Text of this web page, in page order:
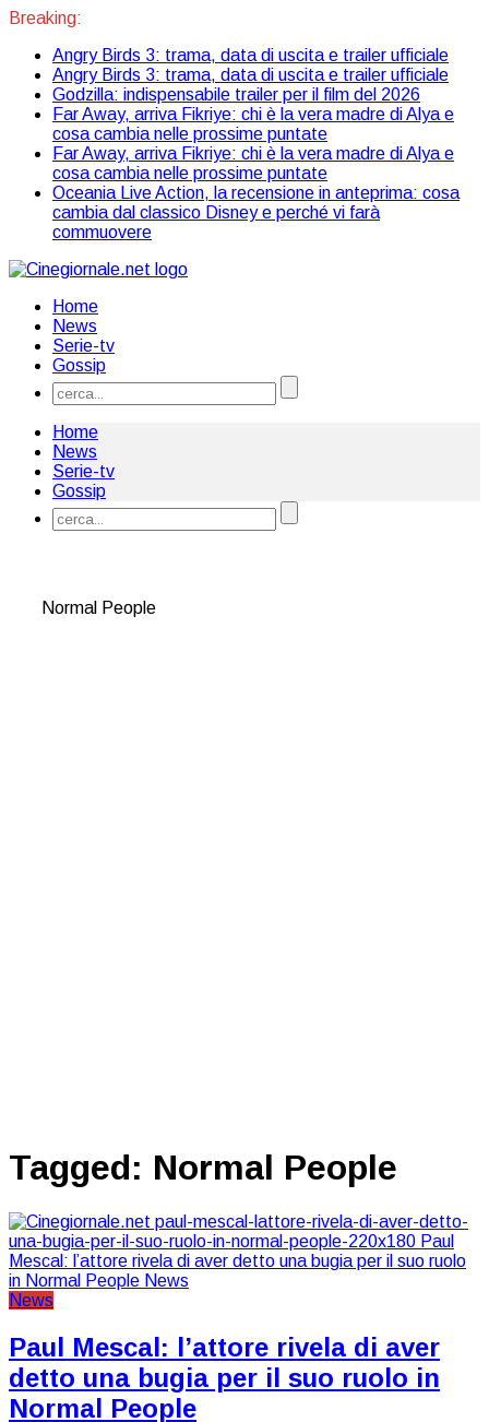
Breaking:
Angry Birds 3: trama, data di uscita e trailer ufficiale
Angry Birds 3: trama, data di uscita e trailer ufficiale
Godzilla: indispensabile trailer per il film del 2026
Far Away, arriva Fikriye: chi è la vera madre di Alya e
cosa cambia nelle prossime puntate
Far Away, arriva Fikriye: chi è la vera madre di Alya e
cosa cambia nelle prossime puntate
Oceania Live Action, la recensione in anteprima: cosa
cambia dal classico Disney e perché vi farà
commuovere
Home
News
Serie-tv
Gossip
Home
News
Serie-tv
Gossip
Normal People
Tagged: Normal People
News
Paul Mescal: l’attore rivela di aver
detto una bugia per il suo ruolo in
Normal People